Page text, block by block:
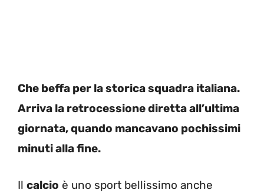
Che beffa per la storica squadra italiana.
Arriva la retrocessione diretta all’ultima
giornata, quando mancavano pochissimi
minuti alla fine.
Il calcio è uno sport bellissimo anche